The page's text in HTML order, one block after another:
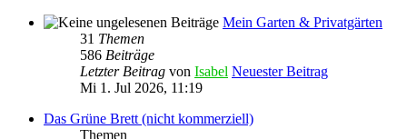
Mein Garten & Privatgärten
31 Themen
586 Beiträge
Letzter Beitrag von Isabel Neuester Beitrag
Mi 1. Jul 2026, 11:19
Das Grüne Brett (nicht kommerziell)
Themen